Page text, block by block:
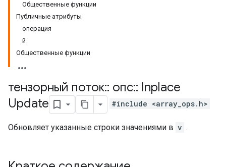
Общественные функции
Публичные атрибуты
операция
й
Общественные функции
тензорный поток:: опс:: Inplace
Update
#include <array_ops.h>
Обновляет указанные строки значениями в v .